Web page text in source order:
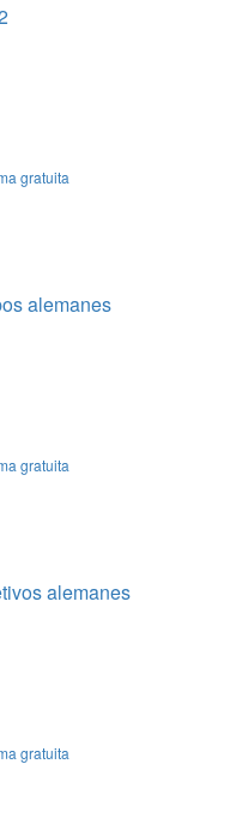
gratuita
alemanes
gratuita
alemanes
gratuita